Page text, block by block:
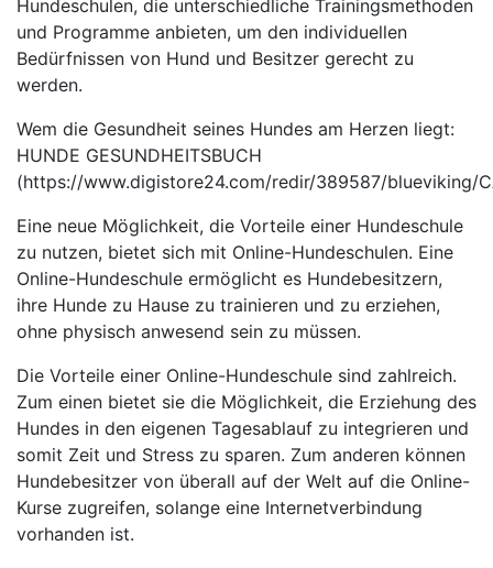
Hundeschulen, die unterschiedliche Trainingsmethoden
und Programme anbieten, um den individuellen
Bedürfnissen von Hund und Besitzer gerecht zu
werden.
Wem die Gesundheit seines Hundes am Herzen liegt:
HUNDE GESUNDHEITSBUCH
(https://www.digistore24.com/redir/389587/blueviking/
Eine neue Möglichkeit, die Vorteile einer Hundeschule
zu nutzen, bietet sich mit Online-Hundeschulen. Eine
Online-Hundeschule ermöglicht es Hundebesitzern,
ihre Hunde zu Hause zu trainieren und zu erziehen,
ohne physisch anwesend sein zu müssen.
Die Vorteile einer Online-Hundeschule sind zahlreich.
Zum einen bietet sie die Möglichkeit, die Erziehung des
Hundes in den eigenen Tagesablauf zu integrieren und
somit Zeit und Stress zu sparen. Zum anderen können
Hundebesitzer von überall auf der Welt auf die Online-
Kurse zugreifen, solange eine Internetverbindung
vorhanden ist.